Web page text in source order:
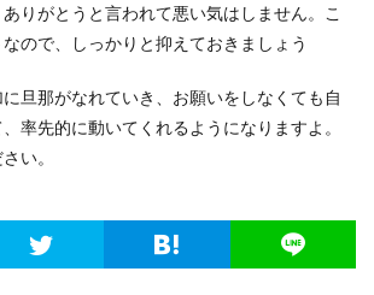
りがとうと言われて悪い気はしません。こ
ので、しっかりと抑えておきましょう
旦那がなれていき、お願いをしなくても自
率先的に動いてくれるようになりますよ。
い。